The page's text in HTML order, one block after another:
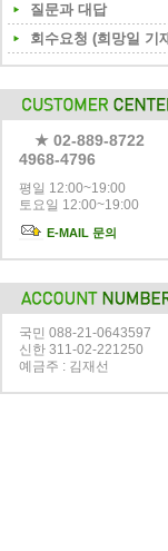
질문과 대답
회수요청 (희망일 기
★ 02-889-8722
4968-4796
평일 12:00~19:00
토요일 12:00~19:00
E-MAIL 문의
국민 088-21-0643597
신한 311-02-221250
예금주 : 김재선